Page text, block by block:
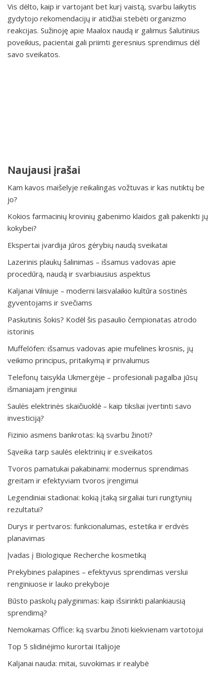
Vis dėlto, kaip ir vartojant bet kurį vaistą, svarbu laikytis
gydytojo rekomendacijų ir atidžiai stebėti organizmo
reakcijas. Sužinoję apie Maalox naudą ir galimus šalutinius
poveikius, pacientai gali priimti geresnius sprendimus dėl
savo sveikatos.
Naujausi įrašai
Kam kavos maišelyje reikalingas vožtuvas ir kas nutiktų be
jo?
Kokios farmacinių krovinių gabenimo klaidos gali pakenkti jų
kokybei?
Ekspertai įvardija jūros gėrybių naudą sveikatai
Lazerinis plaukų šalinimas – išsamus vadovas apie
procedūrą, naudą ir svarbiausius aspektus
Kaljanai Vilniuje – moderni laisvalaikio kultūra sostinės
gyventojams ir svečiams
Paskutinis šokis? Kodėl šis pasaulio čempionatas atrodo
istorinis
Muffelöfen: išsamus vadovas apie mufelines krosnis, jų
veikimo principus, pritaikymą ir privalumus
Telefonų taisykla Ukmergėje – profesionali pagalba jūsų
išmaniajam įrenginiui
Saulės elektrinės skaičiuoklė – kaip tiksliai įvertinti savo
investiciją?
Fizinio asmens bankrotas: ką svarbu žinoti?
Sąveika tarp saulės elektrinių ir e.sveikatos
Tvoros pamatukai pakabinami: modernus sprendimas
greitam ir efektyviam tvoros įrengimui
Legendiniai stadionai: kokią įtaką sirgaliai turi rungtynių
rezultatui?
Durys ir pertvaros: funkcionalumas, estetika ir erdvės
planavimas
Įvadas į Biologique Recherche kosmetiką
Prekybines palapines – efektyvus sprendimas verslui
renginiuose ir lauko prekyboje
Būsto paskolų palyginimas: kaip išsirinkti palankiausią
sprendimą?
Nemokamas Office: ką svarbu žinoti kiekvienam vartotojui
Top 5 slidinėjimo kurortai Italijoje
Kaljanai nauda: mitai, suvokimas ir realybė